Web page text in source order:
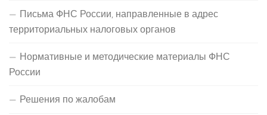
Письма ФНС России, направленные в адрес
территориальных налоговых органов
Нормативные и методические материалы ФНС
России
Решения по жалобам